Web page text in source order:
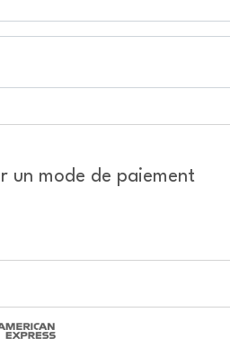
un mode de paiement